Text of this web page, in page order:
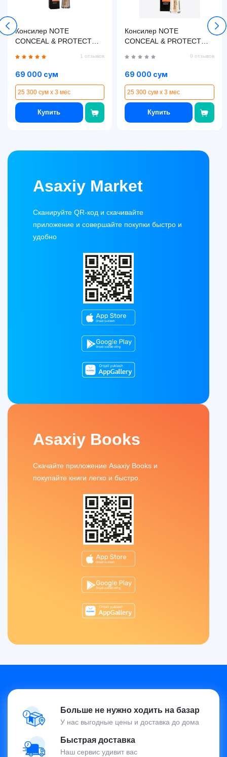
Консилер NOTE
CONCEAL & PROTECT
(4.5 мл)
1 отзывов
69 000 сум
25 300 сум x 3 мес
Купить
Консилер NOTE
CONCEAL & PROTECT
(4.5 мл )
0 отзывов
69 000 сум
25 300 сум x 3 мес
Купить
Asaxiy Market
Сканируйте QR-код и скачивайте
приложение и совершайте покупки быстро и
удобно
Asaxiy Books
Скачайте приложение Asaxiy Books и
покупайте книги легко и быстро.
Больше не нужно ходить на базар
У нас выгодные цены и доставка до дома
Быстрая доставка
Наш сервис удивит вас